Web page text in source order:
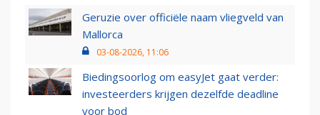
Geruzie over officiële naam vliegveld van
Mallorca
03-08-2026, 11:06
Biedingsoorlog om easyJet gaat verder:
investeerders krijgen dezelfde deadline
voor bod